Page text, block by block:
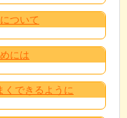
ついて
には
くできるように